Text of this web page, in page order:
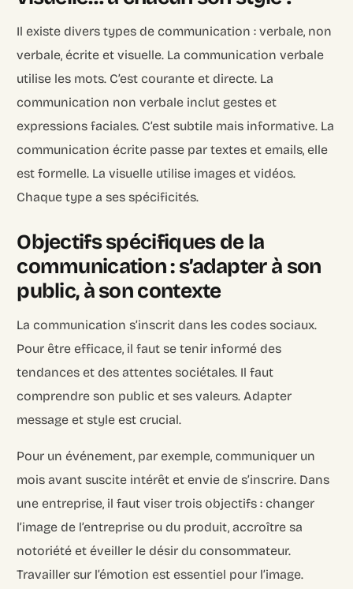
Il existe divers types de communication : verbale, non
verbale, écrite et visuelle. La communication verbale
utilise les mots. C’est courante et directe. La
communication non verbale inclut gestes et
expressions faciales. C’est subtile mais informative. La
communication écrite passe par textes et emails, elle
est formelle. La visuelle utilise images et vidéos.
Chaque type a ses spécificités.
Objectifs spécifiques de la
communication : s’adapter à son
public, à son contexte
La communication s’inscrit dans les codes sociaux.
Pour être efficace, il faut se tenir informé des
tendances et des attentes sociétales. Il faut
comprendre son public et ses valeurs. Adapter
message et style est crucial.
Pour un événement, par exemple, communiquer un
mois avant suscite intérêt et envie de s’inscrire. Dans
une entreprise, il faut viser trois objectifs : changer
l’image de l’entreprise ou du produit, accroître sa
notoriété et éveiller le désir du consommateur.
Travailler sur l’émotion est essentiel pour l’image.